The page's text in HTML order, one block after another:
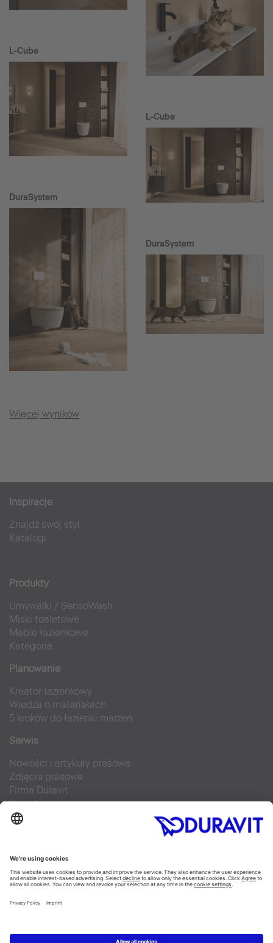
L-Cube
DuraSystem
L-Cube
DuraSystem
Więcej wyników
Inspiracje
Znajdź swój styl
Katalogi
Produkty
Umywalki / SensoWash
Miski toaletowe
Meble łazienkowe
Kategorie
Planowanie
Kreator łazienkowy
Wiedza o materiałach
5 kroków do łazienki marzeń
Serwis
Nowości i artykuły prasowe
Zdjęcia prasowe
Firma Duravit
Kontakt
Najczęściej zadawane pytania
Facebook
Instagram
Pinterest
Blog
Flickr